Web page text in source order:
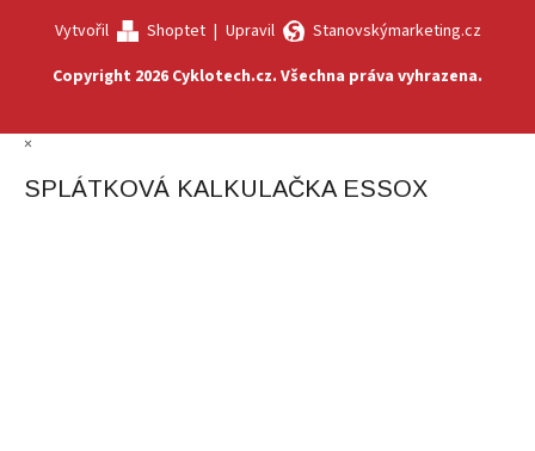
Vytvořil Shoptet| Upravil
Stanovskýmarketing.cz
Copyright 2026 Cyklotech.cz. Všechna práva vyhrazena.
×
SPLÁTKOVÁ KALKULAČKA ESSOX